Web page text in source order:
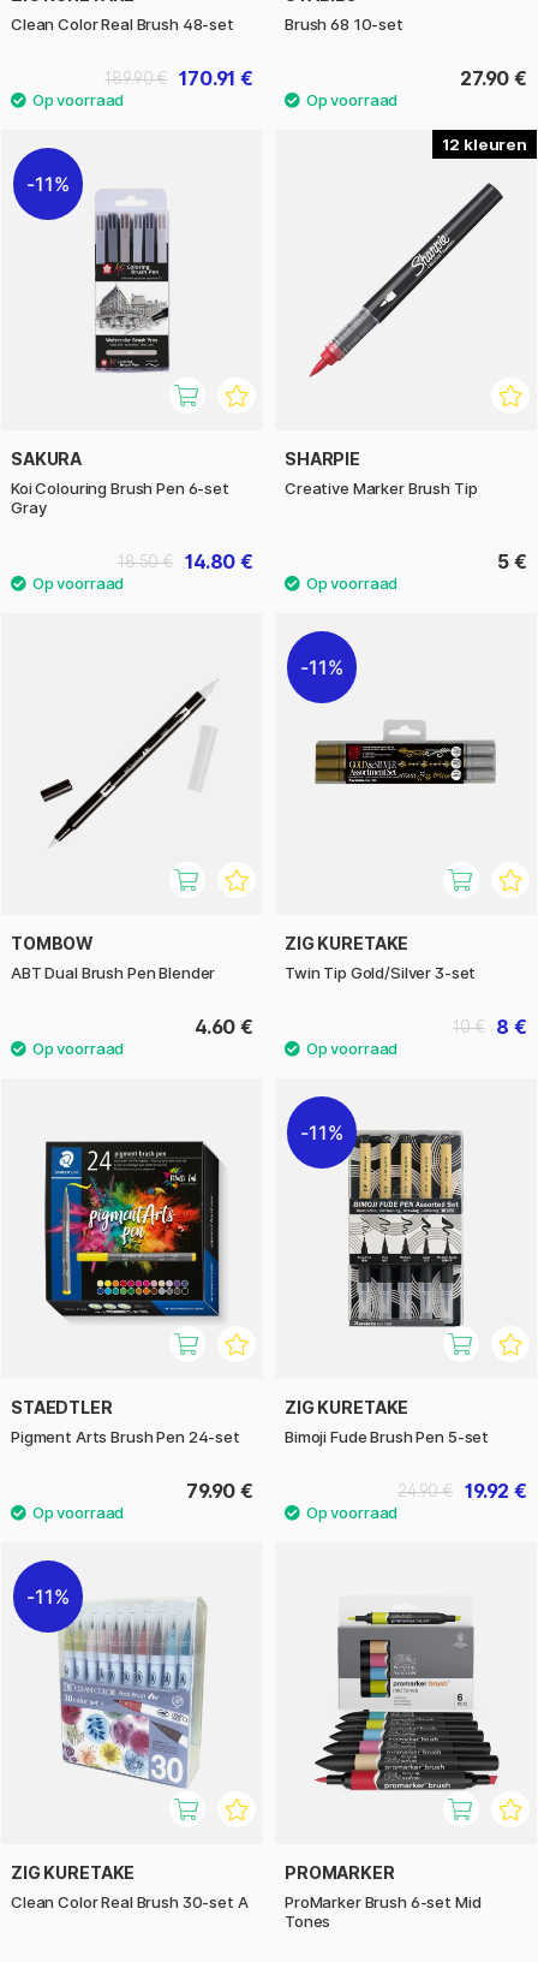
Clean Color Real Brush 48-set
170.91 €
189.90 €
Brush 68 10-set
27.90 €
11%
SAKURA
Koi Colouring Brush Pen 6-set
Gray
14.80 €
18.50 €
12
SHARPIE
Creative Marker Brush Tip
5 €
TOMBOW
ABT Dual Brush Pen Blender
4.60 €
11%
ZIG KURETAKE
Twin Tip Gold/Silver 3-set
8 €
10 €
STAEDTLER
Pigment Arts Brush Pen 24-set
79.90 €
11%
ZIG KURETAKE
Bimoji Fude Brush Pen 5-set
19.92 €
24.90 €
11%
ZIG KURETAKE
Clean Color Real Brush 30-set A
PROMARKER
ProMarker Brush 6-set Mid
Tones